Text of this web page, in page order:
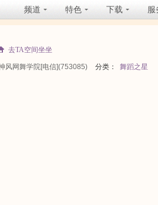
频道 特色 下载 服
去TA空间坐坐
风网舞学院[电信](753085) 分类： 舞蹈之星